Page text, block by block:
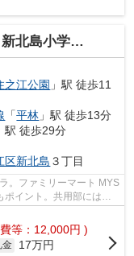
島小学校区
之江公園 」駅 徒歩11
「平林 」駅 徒歩13分
駅 徒歩29分
区新北島 ３丁目
。ファミリーマート MYS
イント。共用部には敷
等：12,000円 )
金
17万円